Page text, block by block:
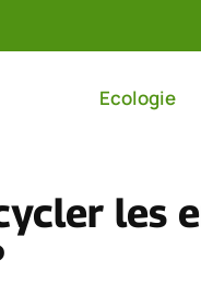
Ecologie
les